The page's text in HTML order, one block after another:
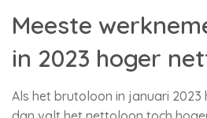
Meeste
in 2023 hoger
Als het brutoloon in januari 2023